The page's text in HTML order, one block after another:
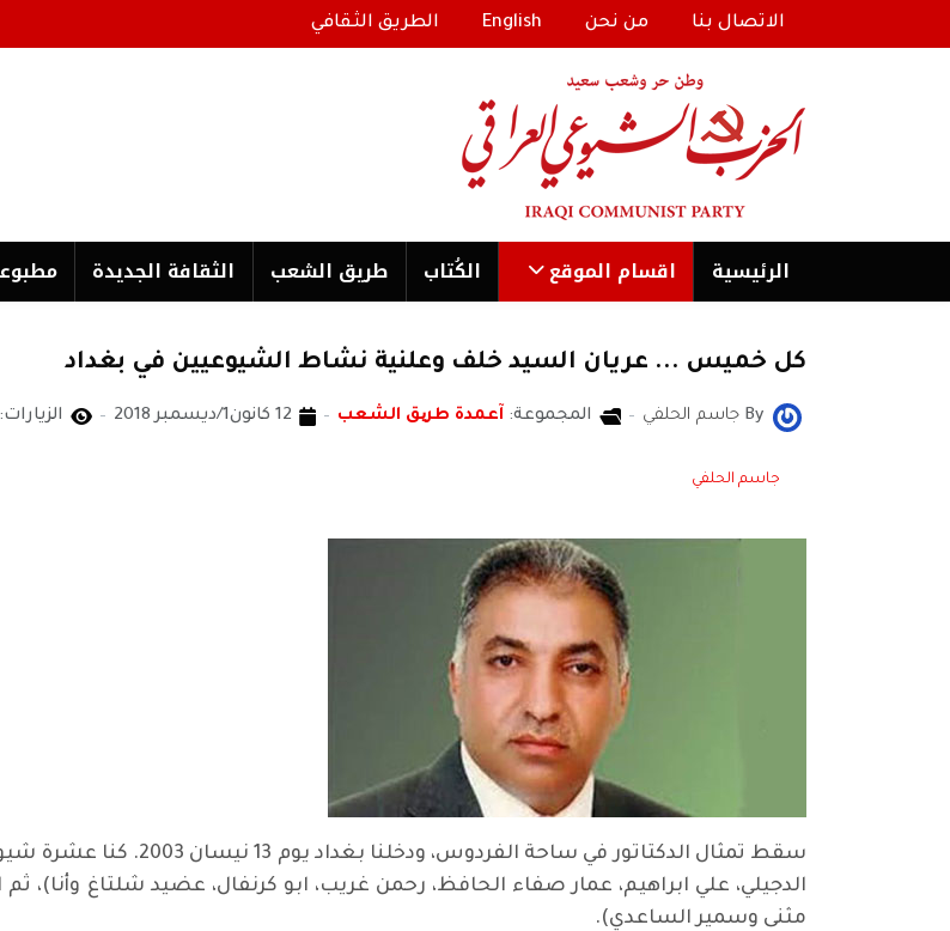
الاتصال بنا من نحن English الطريق الثقافي
الرئیسية اقسام الموقع الكُتاب طریق الشعب الثقافة الجدیدة
كل خميس ... عريان السيد خلف وعلنية نشاط الشيوعيين في بغداد
By جاسم الحلفي المجموعة: آعمدة طریق الشعب 12 كانون1/ديسمبر 2018 الزيارات: 2945
جاسم الحلفي
سقط تمثال الدكتاتور في
الدجيلي، علي ابراهيم، عمار صفاء الحافظ، رحمن غريب، ابو كرنفال، عضيد شلتاغ وأنا)،
مثنى وسمير الساعدي).